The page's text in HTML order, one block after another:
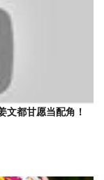
文都甘愿当配角！